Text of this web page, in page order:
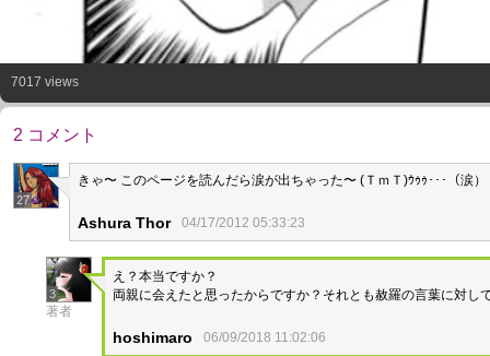
7017 views
2 コメント
27
きゃ〜 このページを読んだら涙が出ちゃった〜 (ＴｍＴ)ｳｩｩ･･･（涙）
Ashura Thor 04/17/2012 05:33:23
3
著者
え？本当ですか？
両親に会えたと思ったからですか？それとも赦羅の言葉に対し
hoshimaro 06/09/2018 11:02:06